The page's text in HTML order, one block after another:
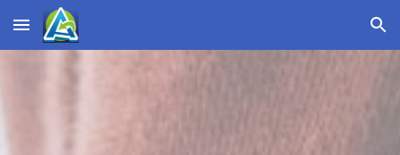
Skip to main content Skip to navigation